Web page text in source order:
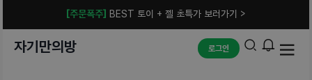
[주문폭주] BEST 토이 + 젤 초특가 보러가기 >
자기만의방 로그인